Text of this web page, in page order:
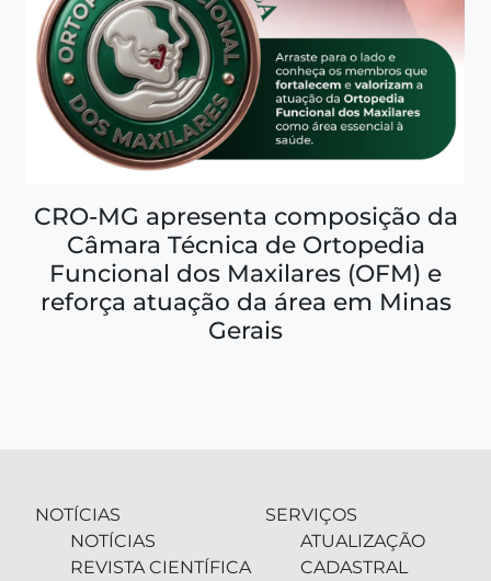
CRO-MG apresenta composição da
Câmara Técnica de Ortopedia
Funcional dos Maxilares (OFM) e
reforça atuação da área em Minas
Gerais
NOTÍCIAS
NOTÍCIAS
REVISTA CIENTÍFICA
SERVIÇOS
ATUALIZAÇÃO
CADASTRAL